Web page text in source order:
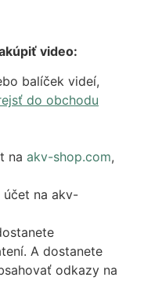
video:
balíček videí,
do obchodu
na akv-shop.com,
účet na akv-
A dostanete
odkazy na